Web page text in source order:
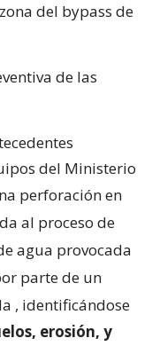
del bypass de
de las
del Ministerio
perforación en
al proceso de
agua provocada
parte de un
, identificándose
erosión, y